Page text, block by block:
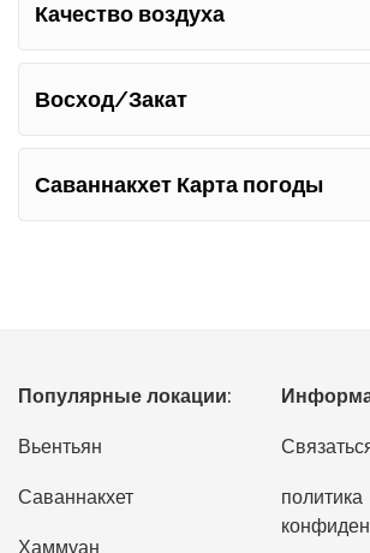
Качество воздуха
Восход/Закат
Саваннакхет Карта погоды
Популярные локации:
Вьентьян
Саваннакхет
Хаммуан
политика